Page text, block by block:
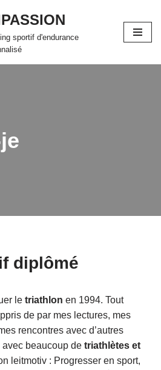
sportif d'endurance
diplômé
le triathlon en 1994. Tout
de par mes lectures, mes
rencontres avec d’autres
avec beaucoup de triathlètes et
leitmotiv : Progresser en sport,